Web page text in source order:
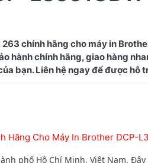
chính hãng cho máy in
hành chính hãng, giao hàng
Hãng Cho Máy In Brother DCP-
phố Hồ Chí Minh, Việt Nam.